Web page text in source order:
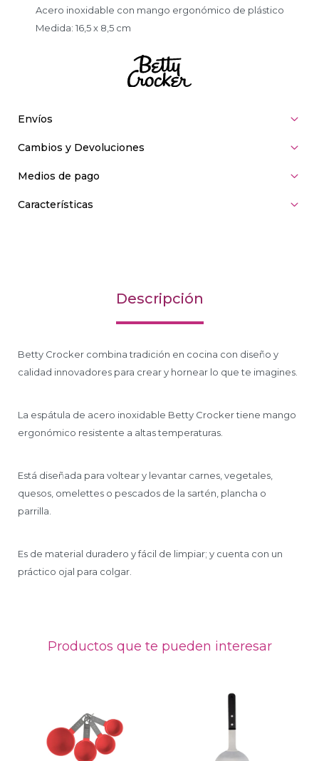
Acero inoxidable con mango ergonómico de plástico
Medida: 16,5 x 8,5 cm
Envíos
Cambios y Devoluciones
Medios de pago
Características
Descripción
Betty Crocker combina tradición en cocina con diseño y
calidad innovadores para crear y hornear lo que te imagines.
La espátula de acero inoxidable Betty Crocker tiene mango
ergonómico resistente a altas temperaturas.
Está diseñada para voltear y levantar carnes, vegetales,
quesos, omelettes o pescados de la sartén, plancha o
parrilla.
Es de material duradero y fácil de limpiar; y cuenta con un
práctico ojal para colgar.
Productos que te pueden interesar